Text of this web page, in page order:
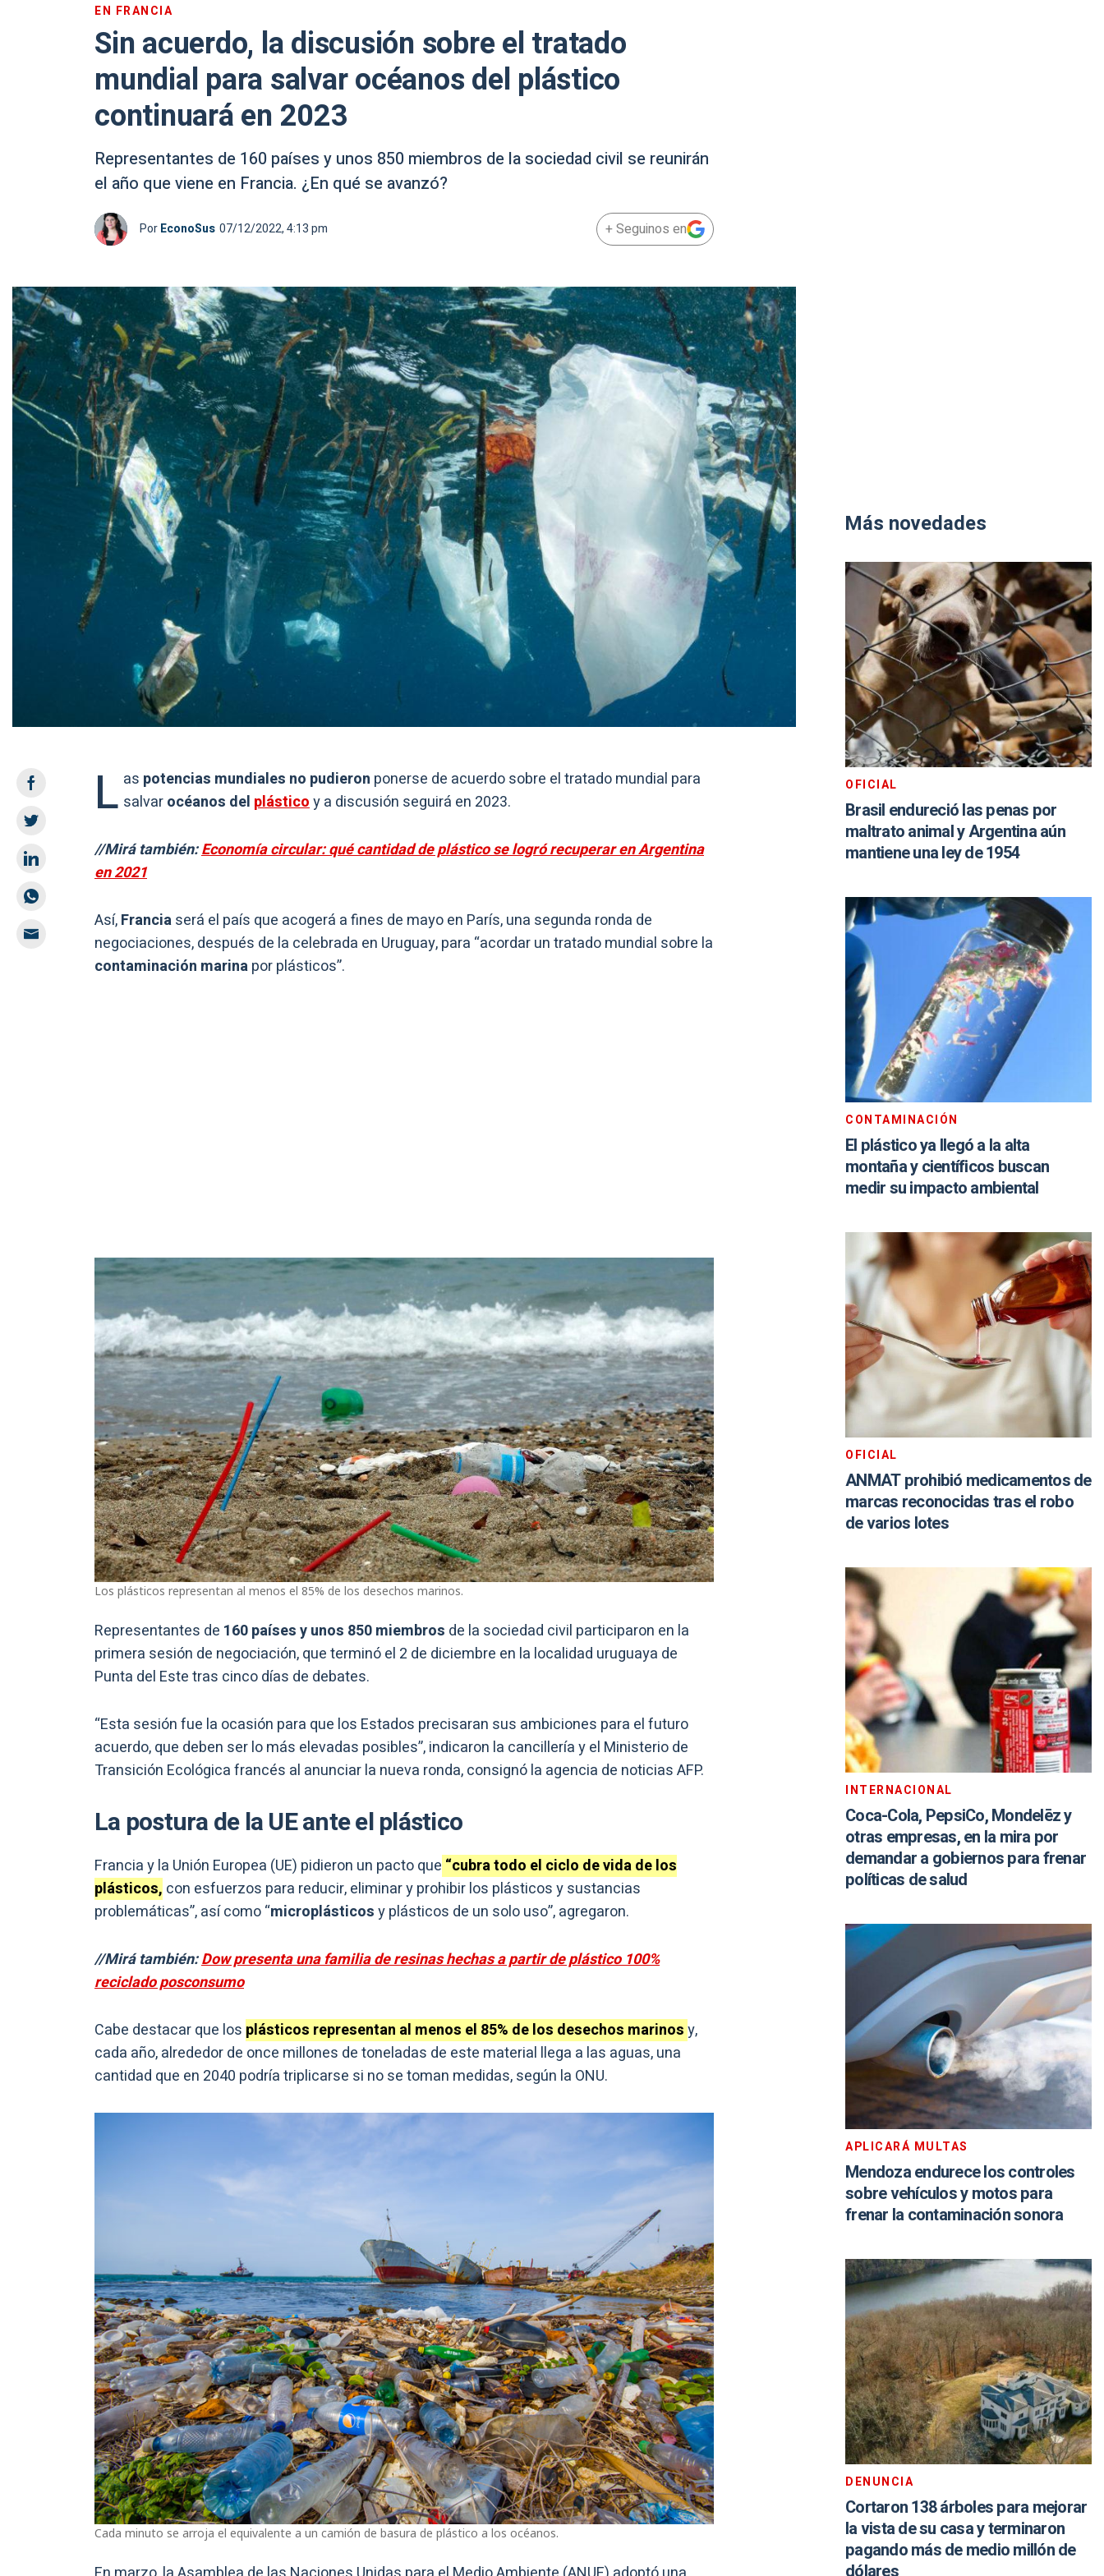
EN FRANCIA
Sin acuerdo, la discusión sobre el tratado
mundial para salvar océanos del plástico
continuará en 2023
Representantes de 160 países y unos 850 miembros de la sociedad civil se reunirán
el año que viene en Francia. ¿En qué se avanzó?
PorEconoSus 07/12/2022, 4:13 pm + Seguinos en
L as potencias mundiales no pudieron ponerse de acuerdo sobre el tratado mundial para
salvarocéanos del plásticoy a discusión seguirá en 2023.
//Mirá también:Economía circular: qué cantidad de plástico se logró recuperar en Argentina
en 2021
Así,Franciaserá el país que acogerá a fines de mayo en París, una segunda ronda de
negociaciones, después de la celebrada en Uruguay, para “acordar un tratado mundial sobre la
contaminación marinapor plásticos”.
Los plásticos representan al menos el 85% de los desechos marinos.
Representantes de 160 países y unos 850 miembros de la sociedad civil participaron en la
primera sesión de negociación, que terminó el 2 de diciembre en la localidad uruguaya de
Punta del Este tras cinco días de debates.
“Esta sesión fue la ocasión para que los Estados precisaran sus ambiciones para el futuro
acuerdo, que deben ser lo más elevadas posibles”, indicaron la cancillería y el Ministerio de
Transición Ecológica francés al anunciar la nueva ronda, consignó la agencia de noticias AFP.
La postura de la UE ante el plástico
Francia y la Unión Europea (UE) pidieron un pacto que “cubra todo el ciclo de vida de los
plásticos, con esfuerzos para reducir, eliminar y prohibir los plásticos y sustancias
problemáticas”, así como “microplásticosy plásticos de un solo uso”, agregaron.
//Mirá también:Dow presenta una familia de resinas hechas a partir de plástico 100%
reciclado posconsumo
Cabe destacar que los plásticos representan al menos el 85% de los desechos marinosy,
cada año, alrededor de once millones de toneladas de este material llega a las aguas, una
cantidad que en 2040 podría triplicarse si no se toman medidas, según la ONU.
Cada minuto se arroja el equivalente a un camión de basura de plástico a los océanos.
Más novedades
OFICIAL
Brasil endureció las penas por
maltrato animal y Argentina aún
mantiene una ley de 1954
CONTAMINACIÓN
El plástico ya llegó a la alta
montaña y científicos buscan
medir su impacto ambiental
OFICIAL
ANMAT prohibió medicamentos de
marcas reconocidas tras el robo
de varios lotes
INTERNACIONAL
Coca-Cola, PepsiCo, Mondelēz y
otras empresas, en la mira por
demandar a gobiernos para frenar
políticas de salud
APLICARÁ MULTAS
Mendoza endurece los controles
sobre vehículos y motos para
frenar la contaminación sonora
DENUNCIA
Cortaron 138 árboles para mejorar
la vista de su casa y terminaron
pagando más de medio millón de